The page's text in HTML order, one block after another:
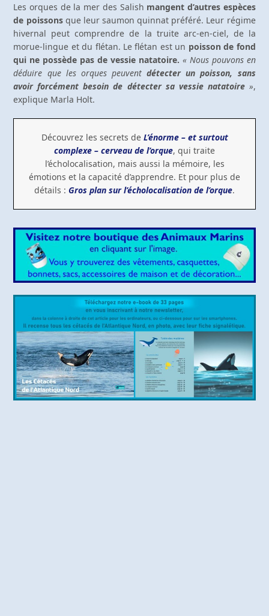
Les orques de la mer des Salish mangent d’autres espèces
de poissonsque leur saumon quinnat préféré. Leur régime
hivernal peut comprendre de la truite arc-en-ciel, de la
morue-lingue et du flétan. Le flétan est un poisson de fond
qui ne possède pas de vessie natatoire. « Nous pouvons en
déduire que les orques peuvent détecter un poisson, sans
avoir forcément besoin de détecter sa vessie natatoire»,
explique Marla Holt.
Découvrez les secrets de L’énorme – et surtout
complexe – cerveau de l’orque, qui traite
l’écholocalisation, mais aussi la mémoire, les
émotions et la capacité d’apprendre. Et pour plus de
détails : Gros plan sur l’écholocalisation de l’orque.